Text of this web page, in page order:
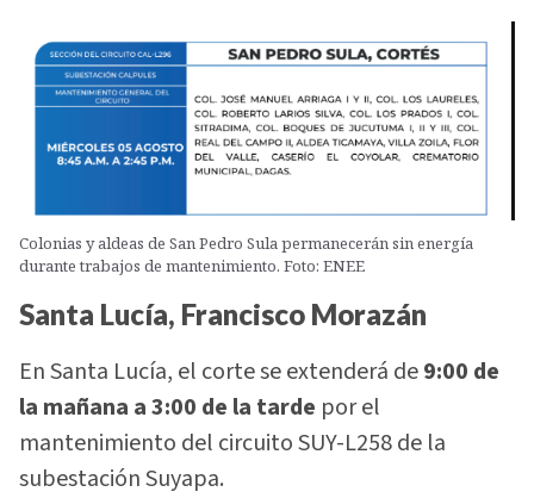
Colonias y aldeas de San Pedro Sula permanecerán sin energía
durante trabajos de mantenimiento. Foto: ENEE
Santa Lucía, Francisco Morazán
En Santa Lucía, el corte se extenderá de9:00 de
la mañana a 3:00 de la tarde por el
mantenimiento del circuito SUY-L258 de la
subestación Suyapa.